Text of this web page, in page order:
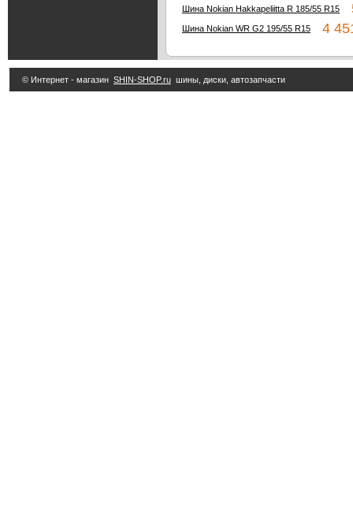
Шина Nokian Hakkapeliitta R 185/55 R15
Шина Nokian WR G2 195/55 R15 4
© Интернет - магазин SHIN-SHOP.ru шины, диски, автозапчасти